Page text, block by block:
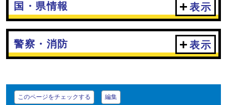
国・県情報 表示
警察・消防 表示
このページをチェックする 編集